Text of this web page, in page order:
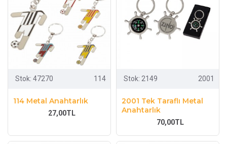
Stok: 47270 114
114 Metal Anahtarlık
27,00TL
Stok: 2149 2001
2001 Tek Taraflı Metal
Anahtarlık
70,00TL